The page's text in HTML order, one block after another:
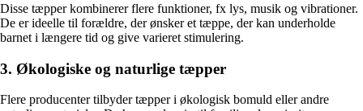
Disse tæpper kombinerer flere funktioner, fx lys, musik og vibrationer.
De er ideelle til forældre, der ønsker et tæppe, der kan underholde
barnet i længere tid og give varieret stimulering.
3. Økologiske og naturlige tæpper
Flere producenter tilbyder tæpper i økologisk bomuld eller andre